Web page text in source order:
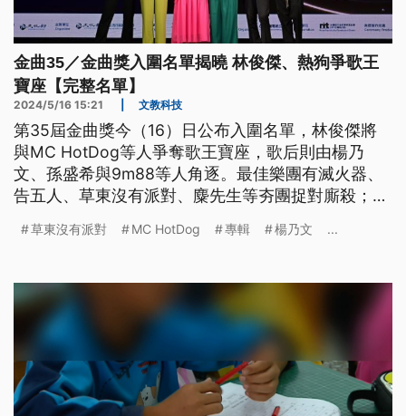
金曲35／金曲獎入圍名單揭曉 林俊傑、熱狗爭歌王
寶座【完整名單】
2024/5/16 15:21 文教科技
第35屆金曲獎今（16）日公布入圍名單，林俊傑將
與MC HotDog等人爭奪歌王寶座，歌后則由楊乃
文、孫盛希與9m88等人角逐。最佳樂團有滅火器、
告五人、草東沒有派對、麋先生等夯團捉對廝殺；演
獎。
草東沒有派對 MC HotDog 專輯 楊乃文 ...